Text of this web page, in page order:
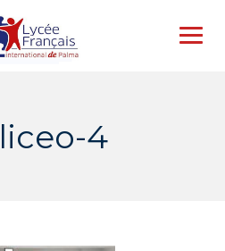
4